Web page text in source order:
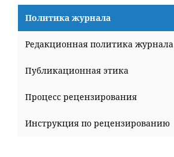
Политика журнала
Редакционная политика журнала
Публикационная этика
Процесс рецензирования
Инструкция по рецензированию